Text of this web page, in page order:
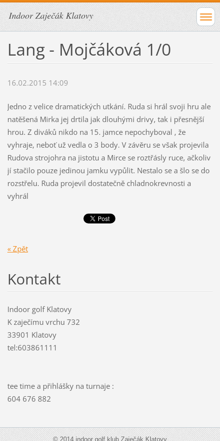
Indoor Zaječák Klatovy
Lang - Mojčáková 1/0
16.02.2015 14:09
Jedno z velice dramatických utkání. Ruda si hrál svoji hru ale
natěšená Mirka jej drtila jak dlouhými drivy, tak i přesnější
hrou. Z diváků nikdo na 15. jamce nepochyboval , že
vyhraje, neboť už vedla o 3 body. V závěru se však projevila
Rudova strojohra na jistotu a Mirce se roztřásly ruce, ačkoliv
jí stačilo pouze jedinou jamku vypůlit. Nestalo se a šlo se do
rozstřelu. Ruda projevil dostatečně chladnokrevnosti a
vyhrál
« Zpět
Kontakt
Indoor golf Klatovy
K zaječímu vrchu 732
33901 Klatovy
tel:603861111
tee time a přihlášky na turnaje :
604 676 882
© 2014 indoor golf klub Zaječák Klatovy